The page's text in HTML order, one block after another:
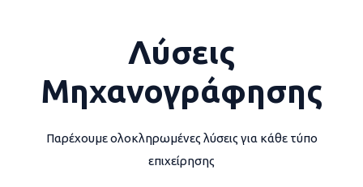
Λύσεις
Μηχανογράφησης
Παρέχουμε ολοκληρωμένες λύσεις για κάθε τύπο
επιχείρησης